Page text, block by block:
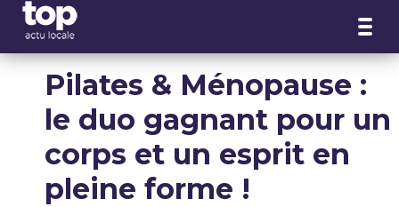
Pilates & Ménopause :
le duo gagnant pour un
corps et un esprit en
pleine forme !
Panneau de gestion des cookies